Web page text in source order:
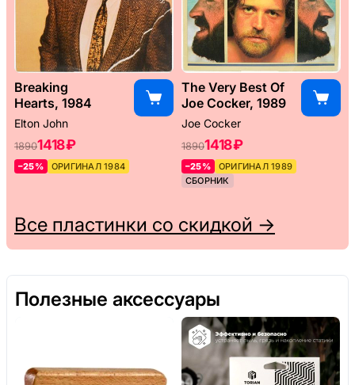
Breaking
Hearts, 1984
Elton John
18901418 ₽
–25% ОРИГИНАЛ 1984
The Very Best Of
Joe Cocker, 1989
Joe Cocker
18901418 ₽
–25%
ОРИГИНАЛ 1989
СБОРНИК
Все пластинки со скидкой →
Полезные аксессуары